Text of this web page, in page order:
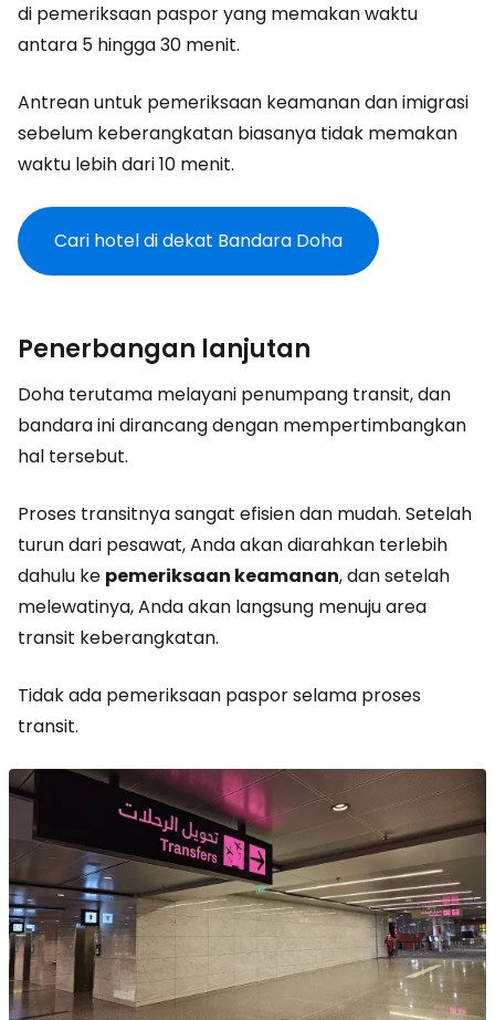
di pemeriksaan paspor yang memakan waktu
antara 5 hingga 30 menit.
Antrean untuk pemeriksaan keamanan dan imigrasi
sebelum keberangkatan biasanya tidak memakan
waktu lebih dari 10 menit.
Cari hotel di dekat Bandara Doha
Penerbangan lanjutan
Doha terutama melayani penumpang transit, dan
bandara ini dirancang dengan mempertimbangkan
hal tersebut.
Proses transitnya sangat efisien dan mudah. Setelah
turun dari pesawat, Anda akan diarahkan terlebih
dahulu ke pemeriksaan keamanan, dan setelah
melewatinya, Anda akan langsung menuju area
transit keberangkatan.
Tidak ada pemeriksaan paspor selama proses
transit.